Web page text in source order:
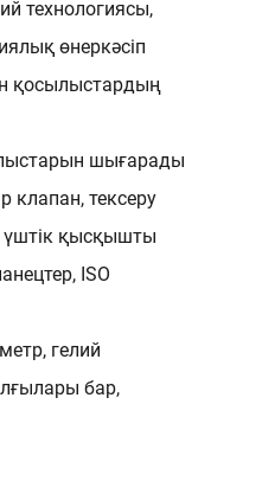
технологиясы,
өнеркәсіп
қосылыстардың
шығарады
клапан, тексеру
қысқышты
ISO
гелий
бар,